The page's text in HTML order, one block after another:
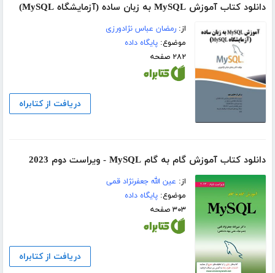
دانلود کتاب آموزش MySQL به زبان ساده (آزمایشگاه MySQL)
از:رمضان عباس نژادورزی
موضوع:پایگاه داده
۲۸۲ صفحه
دریافت از کتابراه
دانلود کتاب آموزش گام به گام MySQL - ویراست دوم 2023
از: عین الله جعفرنژاد قمی
موضوع:پایگاه داده
۳۰۳ صفحه
دریافت از کتابراه